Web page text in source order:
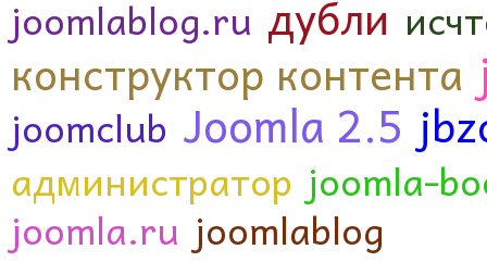
joomlablog.ru дубли
конструктор контента
joomclub Joomla 2.5
администратор joomla-
joomla.ru joomlablog